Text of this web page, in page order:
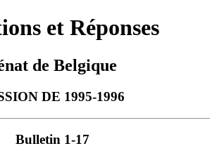
et Réponses
de Belgique
DE 1995-1996
Bulletin 1-17